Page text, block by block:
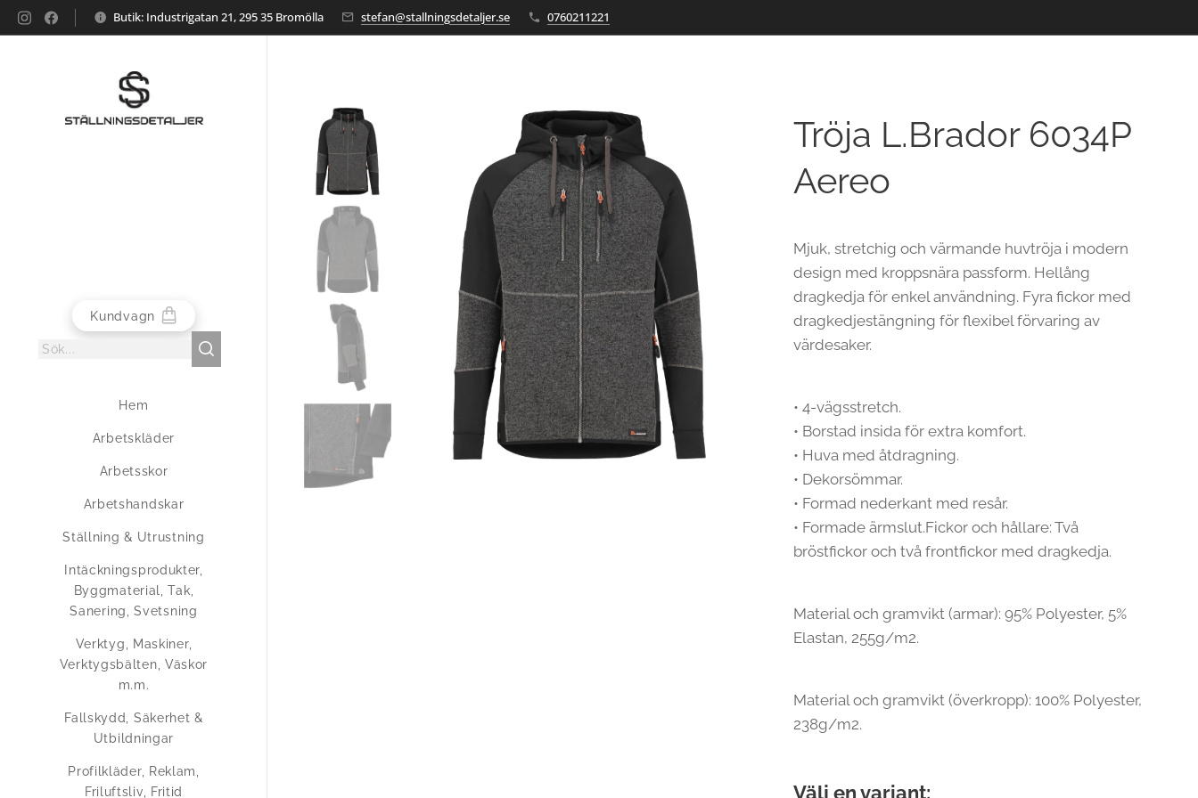
Butik: Industrigatan 21, 295 35 Bromölla stefan@stallningsdetaljer.se 0760211221
Kundvagn
Hem
Arbetskläder
Arbetsskor
Arbetshandskar
Ställning & Utrustning
Intäckningsprodukter,
Byggmaterial, Tak,
Sanering, Svetsning
Verktyg, Maskiner,
Verktygsbälten, Väskor
m.m.
Fallskydd, Säkerhet &
Utbildningar
Profilkläder, Reklam,
Friluftsliv, Fritid
Tröja L.Brador 6034P
Aereo
Mjuk, stretchig och värmande huvtröja i modern
design med kroppsnära passform. Hellång
dragkedja för enkel användning. Fyra fickor med
dragkedjestängning för flexibel förvaring av
värdesaker.
• 4-vägsstretch.
• Borstad insida för extra komfort.
• Huva med åtdragning.
• Dekorsömmar.
• Formad nederkant med resår.
• Formade ärmslut.Fickor och hållare: Två
bröstfickor och två frontfickor med dragkedja.
Material och gramvikt (armar): 95% Polyester, 5%
Elastan, 255g/m2.
Material och gramvikt (överkropp): 100% Polyester,
238g/m2.
Välj en variant: